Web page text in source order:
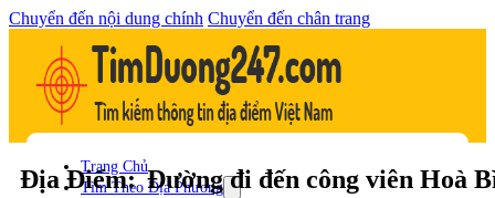
Chuyển đến nội dung chính Chuyển đến chân trang
Trang Chủ
Tìm Theo Địa Phương
Địa Điểm: Đường đi đến công viên Hoà